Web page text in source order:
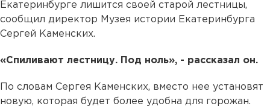
Екатеринбурге лишится своей старой лестницы,
сообщил директор Музея истории Екатеринбурга
Сергей Каменских.
«Спиливают лестницу. Под ноль», - рассказал он.
По словам Сергея Каменских, вместо нее установят
новую, которая будет более удобна для горожан.